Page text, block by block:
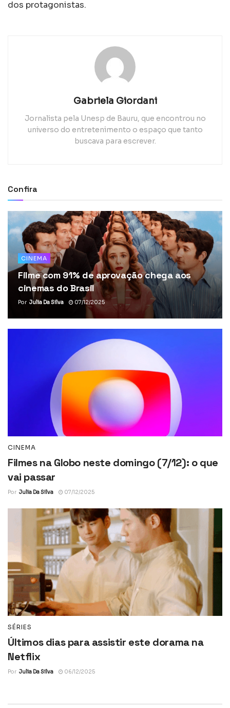
dos protagonistas.
Gabriela Giordani
Jornalista pela Unesp de Bauru, que encontrou no
universo do entretenimento o espaço que tanto
buscava para escrever.
Confira
CINEMA
Filme com 91% de aprovação chega aos
cinemas do Brasil
Por Julia Da Silva 07/12/2025
CINEMA
Filmes na Globo neste domingo (7/12): o que
vai passar
Por Julia Da Silva 07/12/2025
SÉRIES
Últimos dias para assistir este dorama na
Netflix
Por Julia Da Silva 06/12/2025